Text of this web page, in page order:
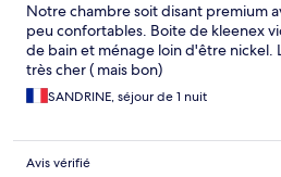
Notre chambre soit disant premium
peu confortables. Boite de kleenex
de bain et ménage loin d'être nickel.
très cher ( mais bon)
SANDRINE, séjour de 1 nuit
Avis vérifié